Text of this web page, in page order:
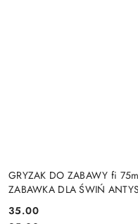
GRYZAK DO ZABAWY fi
ZABAWKA DLA ŚWIŃ
35.00